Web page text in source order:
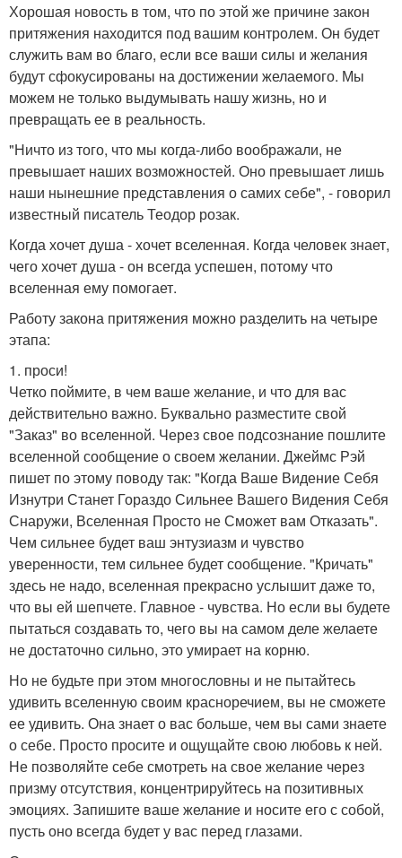
Хорошая новость в том, что по этой же причине закон
притяжения находится под вашим контролем. Он будет
служить вам во благо, если все ваши силы и желания
будут сфокусированы на достижении желаемого. Мы
можем не только выдумывать нашу жизнь, но и
превращать ее в реальность.
"Ничто из того, что мы когда-либо воображали, не
превышает наших возможностей. Оно превышает лишь
наши нынешние представления о самих себе", - говорил
известный писатель Теодор розак.
Когда хочет душа - хочет вселенная. Когда человек знает,
чего хочет душа - он всегда успешен, потому что
вселенная ему помогает.
Работу закона притяжения можно разделить на четыре
этапа:
1. проси!
Четко поймите, в чем ваше желание, и что для вас
действительно важно. Буквально разместите свой
"Заказ" во вселенной. Через свое подсознание пошлите
вселенной сообщение о своем желании. Джеймс Рэй
пишет по этому поводу так: "Когда Ваше Видение Себя
Изнутри Станет Гораздо Сильнее Вашего Видения Себя
Снаружи, Вселенная Просто не Сможет вам Отказать".
Чем сильнее будет ваш энтузиазм и чувство
уверенности, тем сильнее будет сообщение. "Кричать"
здесь не надо, вселенная прекрасно услышит даже то,
что вы ей шепчете. Главное - чувства. Но если вы будете
пытаться создавать то, чего вы на самом деле желаете
не достаточно сильно, это умирает на корню.
Но не будьте при этом многословны и не пытайтесь
удивить вселенную своим красноречием, вы не сможете
ее удивить. Она знает о вас больше, чем вы сами знаете
о себе. Просто просите и ощущайте свою любовь к ней.
Не позволяйте себе смотреть на свое желание через
призму отсутствия, концентрируйтесь на позитивных
эмоциях. Запишите ваше желание и носите его с собой,
пусть оно всегда будет у вас перед глазами.